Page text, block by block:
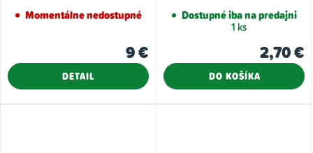
Momentálne nedostupné
9 €
DETAIL
Dostupné iba na predajni
1 ks
2,70 €
DO KOŠÍKA